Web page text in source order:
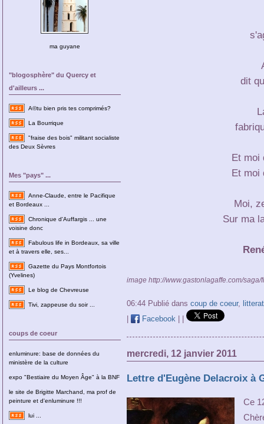
ma guyane
"blogosphère" du Quercy et
d'ailleurs ...
A©tu bien pris tes comprimés?
La Bourrique
"fraise des bois" militant socialiste
des Deux Sèvres
Mes "pays" ...
Anne-Claude, entre le Pacifique
et Bordeaux ...
Chronique d'Auffargis ... une
voisine donc
Fabulous life in Bordeaux, sa ville
et à travers elle, ses...
Gazette du Pays Montfortois
(Yvelines)
Le blog de Chevreuse
Tivi, zappeuse du soir ...
coups de coeur
enluminure: base de données du
ministère de la culture
expo "Bestiaire du Moyen Âge" à la BNF
le site de Brigitte Marchand, ma prof de
peinture et d'enluminure !!!
lui ...
dit
Et moi
Et moi
Moi,
Sur ma
image http://www.gastonlagaffe.com/saga/
06:44 Publié dans coup de coeur,
|
Facebook | |
mercredi, 12 janvier 2011
Lettre d'Eugène Delacroix à
Ce